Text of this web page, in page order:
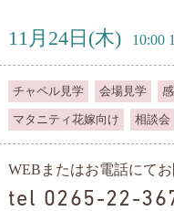
11月24日 (木) 10:00
チャペル見学 会場見学
マタニティ花嫁向け 相談会
WEBまたはお電話にて
tel 0265-22-